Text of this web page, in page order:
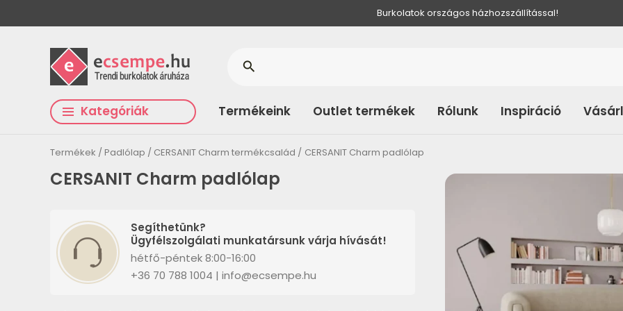
Burkolatok országos házhozszállítással!
Kategóriák Termékeink Outlet termékek Rólunk Inspiráció
search
Termékek Padlólap CERSANIT Charm termékcsalád CERSANIT Charm padlólap
CERSANIT Charm padlólap
Segíthetünk?
Ügyfélszolgálati munkatársunk várja hívását!
hétfő-péntek 8:00-16:00
+36 70 788 1004 | info@ecsempe.hu